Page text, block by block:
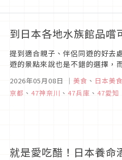
到日本各地水族館品嚐
提到適合親子、伴侶同遊的好去
遊的景點來說也是不錯的選擇，
點，本次文章特別整理出五款
2026年05月08日 ｜ 美食 、 日本美食
京都 、 47神奈川 、 47兵庫 、 47愛知
就是愛吃醋！日本養命